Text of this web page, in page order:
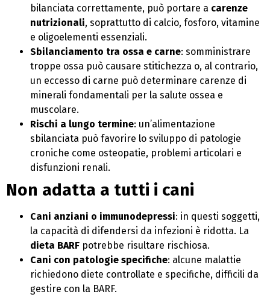
bilanciata correttamente, può portare a carenze
nutrizionali, soprattutto di calcio, fosforo, vitamine
e oligoelementi essenziali.
Sbilanciamento tra ossa e carne: somministrare
troppe ossa può causare stitichezza o, al contrario,
un eccesso di carne può determinare carenze di
minerali fondamentali per la salute ossea e
muscolare.
Rischi a lungo termine: un’alimentazione
sbilanciata può favorire lo sviluppo di patologie
croniche come osteopatie, problemi articolari e
disfunzioni renali.
Non adatta a tutti i cani
Cani anziani o immunodepressi: in questi soggetti,
la capacità di difendersi da infezioni è ridotta. La
dieta BARF potrebbe risultare rischiosa.
Cani con patologie specifiche: alcune malattie
richiedono diete controllate e specifiche, difficili da
gestire con la BARF.